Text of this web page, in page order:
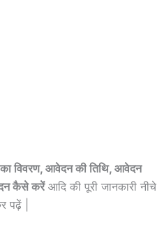
का विवरण, आवेदन की तिथि, आवेदन
कैसे करेंआदि की पूरी जानकारी नीचे
पढ़ें |